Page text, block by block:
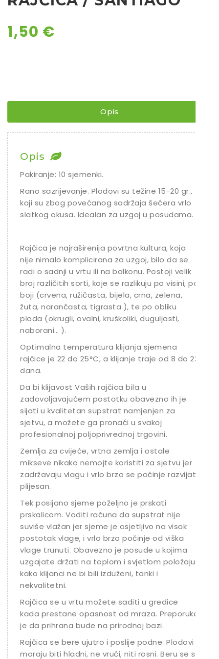
1,50 €
Opis
Opis
Pakiranje: 10 sjemenki.
Rano sazrijevanje. Plodovi su težine 15-20 gr.,
koji su zbog povećanog sadržaja šećera vrlo
slatkog okusa. Idealan za uzgoj u posudama.
Rajčica je najraširenija povrtna kultura, koja
nije nimalo komplicirana za uzgoj, bilo da se
radi o sadnji u vrtu ili na balkonu. Postoji velik
broj različitih sorti, koje se razlikuju po visini, po
boji (crvena, ružičasta, bijela, crna, zelena,
žuta, narančasta, tigrasta ), te po obliku
ploda (okrugli, ovalni, kruškoliki, duguljasti,
naborani… ).
Optimalna temperatura klijanja sjemena
rajčice je 22 do 25°C, a klijanje traje od 8 do 23
dana.
Da bi klijavost Vaših rajčica bila u
zadovoljavajućem postotku obavezno ih je
sijati u kvalitetan supstrat namjenjen za
sjetvu, a možete ga pronaći u svakoj
profesionalnoj poljoprivrednoj trgovini.
Zemlja za cvijeće, vrtna zemlja i ostale
mikseve nikako nemojte koristiti za sjetvu jer
zadržavaju vlagu i vrlo brzo se počinje razvijati
plijesan.
Tek posijano sjeme poželjno je prskati
prskalicom. Voditi računa da supstrat nije
suviše vlažan jer sjeme je osjetljivo na visok
postotak vlage, i vrlo brzo počinje od viška
vlage trunuti. Obavezno je posude u kojima
uzgajate držati na toplom i svjetlom položaju
kako klijanci ne bi bili izduženi, tanki i
nekvalitetni.
Rajčica se u vrtu možete saditi u gredice
kada prestane opasnost od mraza. Preporuka
je da prihrana bude na prirodnoj bazi.
Rajčica se bere ujutro i poslije podne. Plodovi
moraju biti hladni, ne vrući, niti rosni. Beru se s